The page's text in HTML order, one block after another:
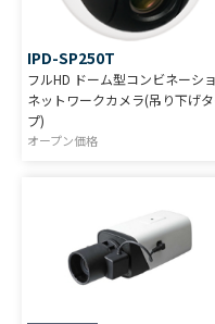
IPD-SP250T
フルHD ドーム型コンビネーシ
ネットワークカメラ(吊り下げタ
プ)
オープン価格